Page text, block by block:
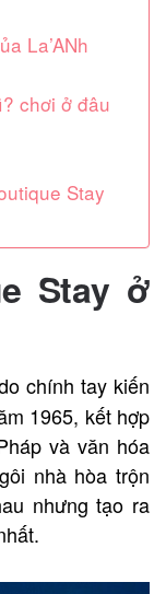
La’ANh
chơi ở đâu
Stay
Stay ở
chính tay kiến
1965, kết hợp
và văn hóa
nhà hòa trộn
nhưng tạo ra